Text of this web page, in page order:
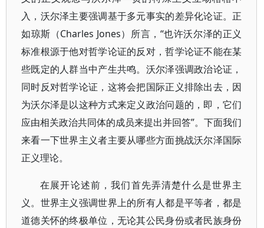
入，沃尔泽主要强调基于多元事实的差异化论证。正
如琼斯（Charles Jones）所言，“也许沃尔泽的正义
标准根源于他对哲学论证的反对，哲学论证不能在某
些既定的人群当中产生共鸣。沃尔泽强调政治论证，
同时反对哲学论证，这将会把国际正义排除出去，因
为沃尔泽是以这种方式来定义政治问题的，即，它们
应由相关政治共同体的成员来提出并回答”。下面我们
来看一下世界主义者主要从哪些方面挑战沃尔泽国际
正义理论。
在展开论述前，我们首先弄清楚什么是世界主
义。世界主义强调世界上的所有人都是平等者，都是
道德关怀的终极单位，无论其公民身份或者民族身份